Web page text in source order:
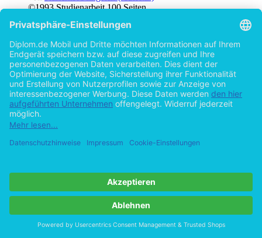
©1993 Studienarbeit 100 Seiten
Hilfe/FAQ
Datenschutz
AGB
Vertrag widerrufen
Zur Desktop-Version
Copyright ©Imprint in der Bedey & Thoms Media GmbH powered
byOpen Publishing
Cookie-Einstellungen